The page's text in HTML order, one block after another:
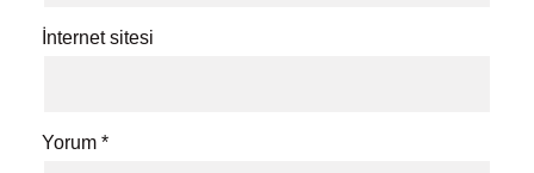
İnternet sitesi
Yorum *